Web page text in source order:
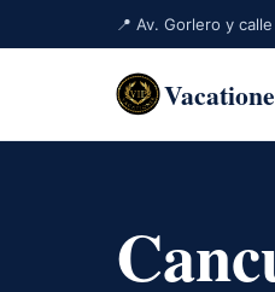
📍 Av. Gorlero y